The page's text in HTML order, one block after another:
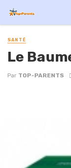
SANTÉ
Le
Par TOP-PARENTS